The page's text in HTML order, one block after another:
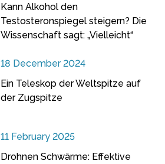
Kann Alkohol den
Testosteronspiegel steigern? Die
Wissenschaft sagt: „Vielleicht“
18 December 2024
Ein Teleskop der Weltspitze auf
der Zugspitze
11 February 2025
Drohnen Schwärme: Effektive